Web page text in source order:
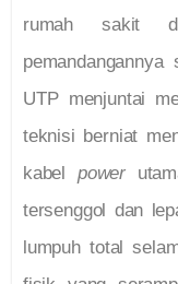
rumah sakit
UTP menjuntai
teknisi berniat
kabel power
tersenggol dan
lumpuh total